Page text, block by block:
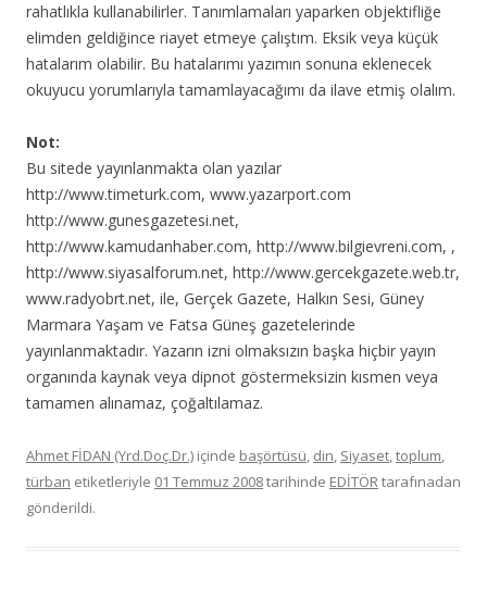
rahatlıkla kullanabilirler. Tanımlamaları yaparken objektifliğe
elimden geldiğince riayet etmeye çalıştım. Eksik veya küçük
hatalarım olabilir. Bu hatalarımı yazımın sonuna eklenecek
okuyucu yorumlarıyla tamamlayacağımı da ilave etmiş olalım.
Not:
Bu sitede yayınlanmakta olan yazılar
http://www.timeturk.com, www.yazarport.com
http://www.gunesgazetesi.net,
http://www.kamudanhaber.com, http://www.bilgievreni.com, ,
http://www.siyasalforum.net, http://www.gercekgazete.web.tr,
www.radyobrt.net, ile, Gerçek Gazete, Halkın Sesi, Güney
Marmara Yaşam ve Fatsa Güneş gazetelerinde
yayınlanmaktadır. Yazarın izni olmaksızın başka hiçbir yayın
organında kaynak veya dipnot göstermeksizin kısmen veya
tamamen alınamaz, çoğaltılamaz.
Ahmet FİDAN (Yrd.Doç.Dr.) içinde başörtüsü, din, Siyaset,toplum,
türban etiketleriyle 01 Temmuz 2008tarihinde EDİTÖRtarafınadan
gönderildi.